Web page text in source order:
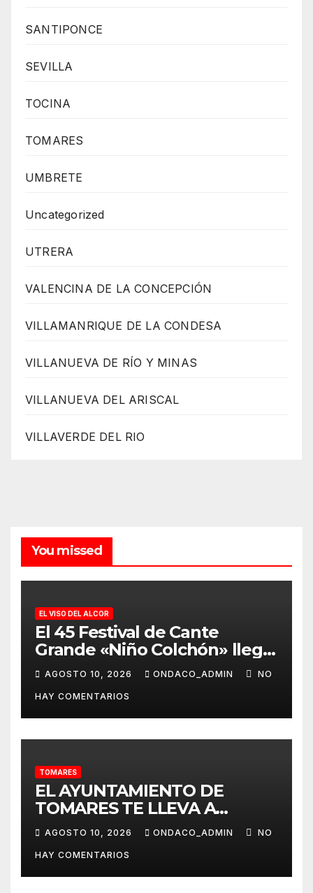
SANTIPONCE
SEVILLA
TOCINA
TOMARES
UMBRETE
Uncategorized
UTRERA
VALENCINA DE LA CONCEPCIÓN
VILLAMANRIQUE DE LA CONDESA
VILLANUEVA DE RÍO Y MINAS
VILLANUEVA DEL ARISCAL
VILLAVERDE DEL RIO
You missed
EL VISO DEL ALCOR
El 45 Festival de Cante
Grande «Niño Colchón» llega
el sábado 3 de octubre, a las
21.30 h, al Viso del Alcor
AGOSTO 10, 2026 ONDACO_ADMIN NO
HAY COMENTARIOS
TOMARES
EL AYUNTAMIENTO DE
TOMARES TE LLEVA A
ALMONTE EL 20 DE AGOSTO
PARA QUE PUEDAS VIVIR ‘LA
VENIDA DE LA VIRGEN DEL
ROCÍO A ALMONTE’
AGOSTO 10, 2026 ONDACO_ADMIN NO
HAY COMENTARIOS